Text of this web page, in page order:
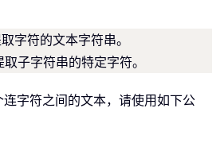
字符的文本字符串。
取子字符串的特定字符。
字符之间的文本，请使用如下公